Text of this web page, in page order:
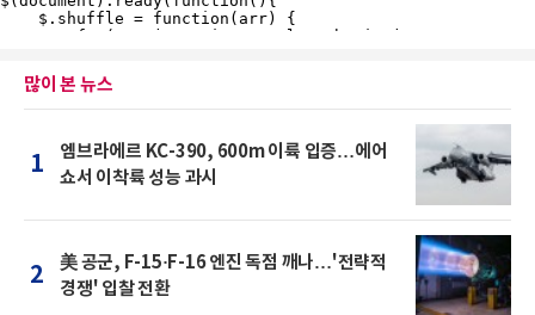
많이 본 뉴스
1
엠브라에르 KC-390, 600m 이륙 입증…에어
쇼서 이착륙 성능 과시
2
美 공군, F-15·F-16 엔진 독점 깨나…'전략적
경쟁' 입찰 전환